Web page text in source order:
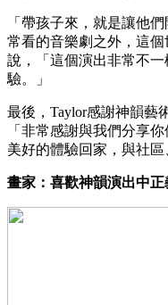
「帶孩子來，就是讓他
常看的音樂劇之外，這
說，「這個演出非常不
驗。」
最後，Taylor感謝神韻藝
「非常感謝與我們分享
美好的體驗回家，與社區
畫家：喜歡神韻演出中